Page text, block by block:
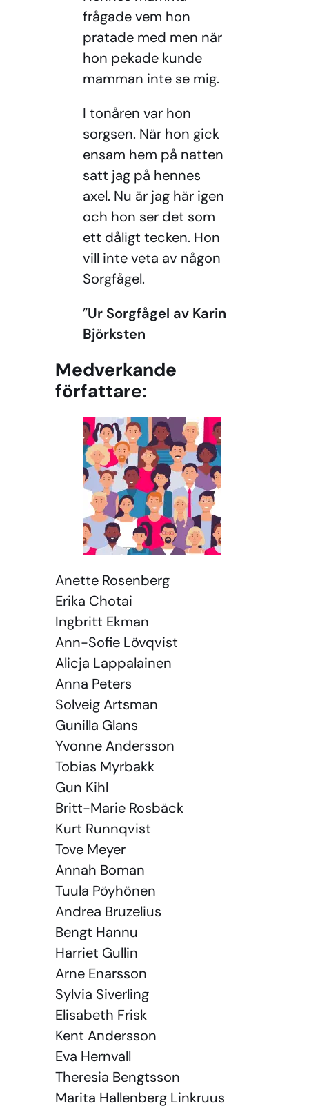
frågade vem hon
pratade med men när
hon pekade kunde
mamman inte se mig.
I tonåren var hon
sorgsen. När hon gick
ensam hem på natten
satt jag på hennes
axel. Nu är jag här igen
och hon ser det som
ett dåligt tecken. Hon
vill inte veta av någon
Sorgfågel.
”Ur Sorgfågel av Karin
Björksten
Medverkande
författare:
Anette Rosenberg
Erika Chotai
Ingbritt Ekman
Ann-Sofie Lövqvist
Alicja Lappalainen
Anna Peters
Solveig Artsman
Gunilla Glans
Yvonne Andersson
Tobias Myrbakk
Gun Kihl
Britt-Marie Rosbäck
Kurt Runnqvist
Tove Meyer
Annah Boman
Tuula Pöyhönen
Andrea Bruzelius
Bengt Hannu
Harriet Gullin
Arne Enarsson
Sylvia Siverling
Elisabeth Frisk
Kent Andersson
Eva Hernvall
Theresia Bengtsson
Marita Hallenberg Linkruus